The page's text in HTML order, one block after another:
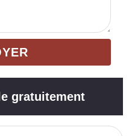
gratuitement